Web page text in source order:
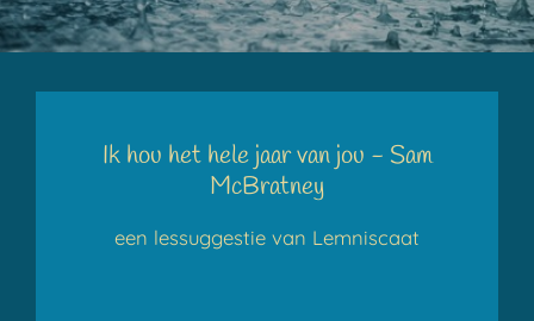
Ik hou het hele jaar van jou - Sam
McBratney
een lessuggestie van Lemniscaat